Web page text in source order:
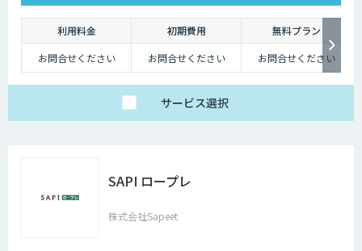
利用料金 初期費用
無料プラン
お問合せください
お問合せください お問合せください
サービス選択
SAPI ロープレ
株式会社Sapeet